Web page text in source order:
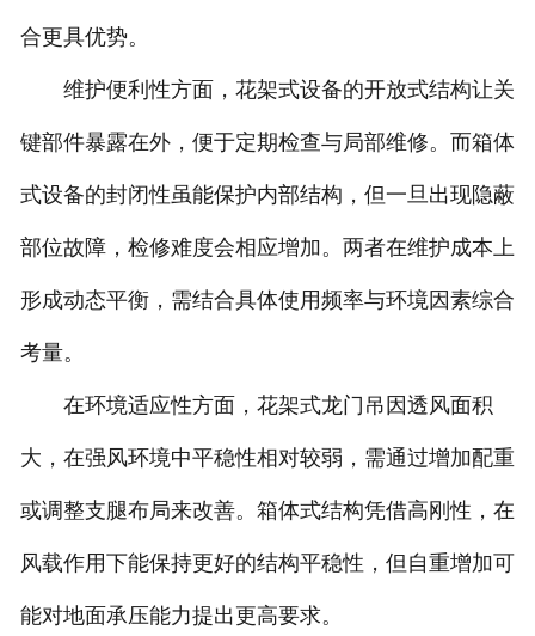
合更具优势。
维护便利性方面，花架式设备的开放式结构让关
键部件暴露在外，便于定期检查与局部维修。而箱体
式设备的封闭性虽能保护内部结构，但一旦出现隐蔽
部位故障，检修难度会相应增加。两者在维护成本上
形成动态平衡，需结合具体使用频率与环境因素综合
考量。
在环境适应性方面，花架式龙门吊因透风面积
大，在强风环境中平稳性相对较弱，需通过增加配重
或调整支腿布局来改善。箱体式结构凭借高刚性，在
风载作用下能保持更好的结构平稳性，但自重增加可
能对地面承压能力提出更高要求。